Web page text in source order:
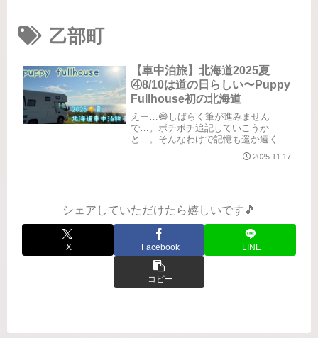
乙部町
【車中泊旅】北海道2025夏
④8/10は道の日らしい〜Puppy
Fullhouse初の北海道
えー…😅しばらく筆が進みません
で…。ボチボチ追記していこうか
と…。そんなわけで記憶も遥か遠く
へ、そして混濁しておりますが、せっ
かくの記録。今頃ですが夏の旅の続き
2025.11.17
シェアしていただけたら嬉しいです🎵
X Facebook LINE
コピー